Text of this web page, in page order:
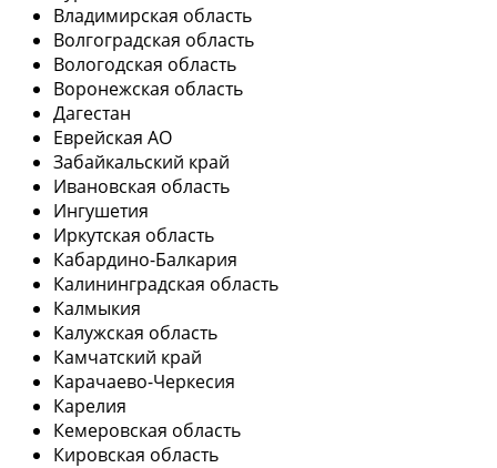
Владимирская область
Волгоградская область
Вологодская область
Воронежская область
Дагестан
Еврейская АО
Забайкальский край
Ивановская область
Ингушетия
Иркутская область
Кабардино-Балкария
Калининградская область
Калмыкия
Калужская область
Камчатский край
Карачаево-Черкесия
Карелия
Кемеровская область
Кировская область